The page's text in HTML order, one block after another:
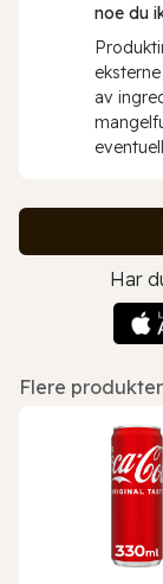
noe du
av
Har
Flere